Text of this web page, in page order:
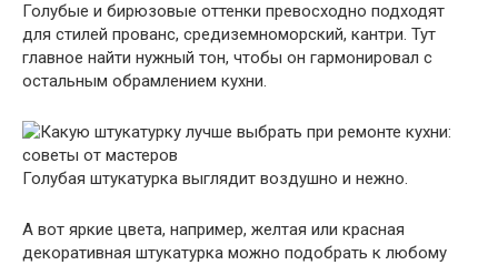
Голубые и бирюзовые оттенки превосходно подходят
для стилей прованс, средиземноморский, кантри. Тут
главное найти нужный тон, чтобы он гармонировал с
остальным обрамлением кухни.
Голубая штукатурка выглядит воздушно и нежно.
А вот яркие цвета, например, желтая или красная
декоративная штукатурка можно подобрать к любому